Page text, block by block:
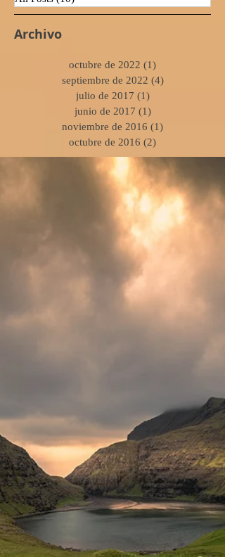
Archivo
octubre de 2022 (1)
septiembre de 2022 (4)4 entradas
julio de 2017 (1)1 entrada
junio de 2017 (1)1 entrada
noviembre de 2016 (1)
octubre de 2016 (2)